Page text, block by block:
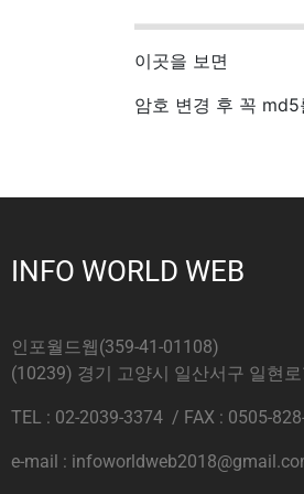
이곳을 보면
암호 변경 후 꼭 md5
INFO WORLD WEB
인포월드웹(359-41-01108)
(10239) 경기 고양시 일산서구 일현
TEL : 02-2039-3374 / FAX : 0505-
e-mail :